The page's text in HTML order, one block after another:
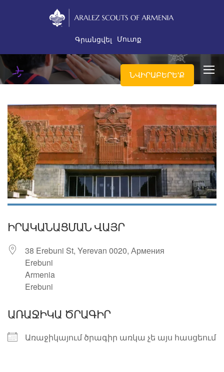
Գրանցվել Մուտք
ՆՎԻՐԱԲԵՐԵ'Ք
ԻՐԱԿԱՆԱՑՄԱՆ ՎԱՅՐ
38 Erebuni St, Yerevan 0020, Армения
Erebuni
Armenia
Erebuni
ԱՌԱՋԻԿԱ ԾՐԱԳԻՐ
Առաջիկայում ծրագիր առկա չե այս հասցեում